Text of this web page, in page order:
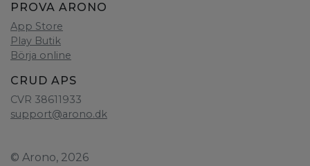
PROVA ARONO
App Store
Play Butik
Börja online
CRUD APS
CVR 38611933
support@arono.dk
© Arono, 2026